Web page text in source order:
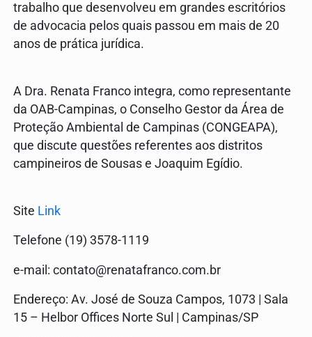
trabalho que desenvolveu em grandes escritórios
de advocacia pelos quais passou em mais de 20
anos de prática jurídica.
A Dra. Renata Franco integra, como representante
da OAB-Campinas, o Conselho Gestor da Área de
Proteção Ambiental de Campinas (CONGEAPA),
que discute questões referentes aos distritos
campineiros de Sousas e Joaquim Egídio.
Site Link
Telefone (19) 3578-1119
e-mail: contato@renatafranco.com.br
Endereço: Av. José de Souza Campos, 1073 | Sala
15 – Helbor Offices Norte Sul | Campinas/SP